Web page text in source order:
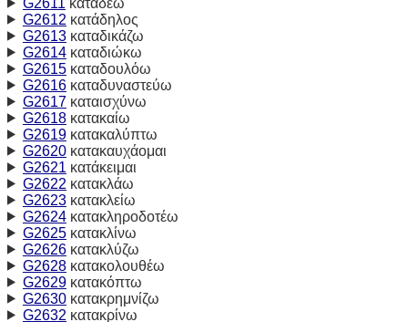
G2612 κατάδηλος
G2613καταδικάζω
G2614καταδιώκω
G2615καταδουλόω
G2616καταδυναστεύω
G2617καταισχύνω
G2618κατακαίω
G2619κατακαλύπτω
G2620κατακαυχάομαι
G2621 κατάκειμαι
G2622 κατακλάω
G2623κατακλείω
G2624κατακληροδοτέω
G2625κατακλίνω
G2626κατακλύζω
G2628κατακολουθέω
G2629κατακόπτω
G2630κατακρημνίζω
G2632 κατακρίνω